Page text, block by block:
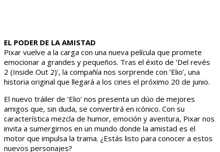
EL PODER DE LA AMISTAD
Pixar vuelve a la carga con una nueva película que promete
emocionar a grandes y pequeños. Tras el éxito de ‘Del revés
2 (Inside Out 2)’, la compañía nos sorprende con ‘Elio’, una
historia original que llegará a los cines el próximo 20 de junio.
El nuevo tráiler de ‘Elio’ nos presenta un dúo de mejores
amigos que, sin duda, se convertirá en icónico. Con su
característica mezcla de humor, emoción y aventura, Pixar nos
invita a sumergirnos en un mundo donde la amistad es el
motor que impulsa la trama. ¿Estás listo para conocer a estos
nuevos personajes?